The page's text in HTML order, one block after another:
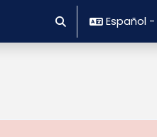
Selector deEspañol